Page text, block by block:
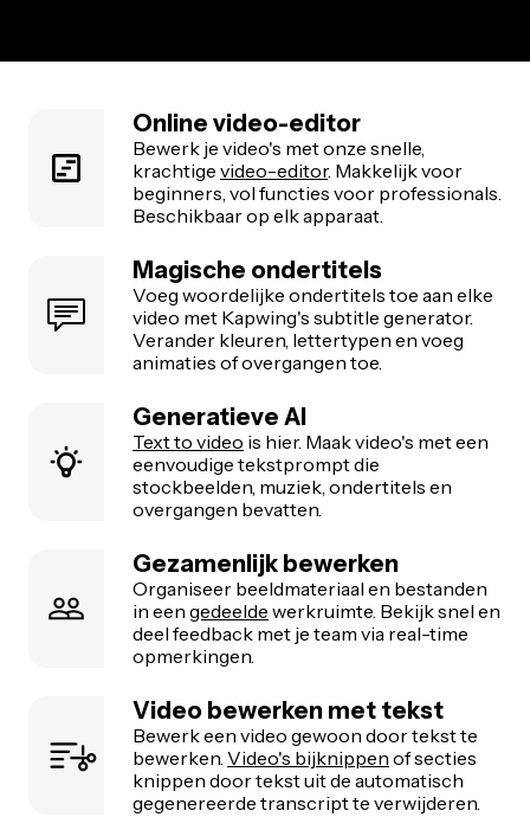
Online video-editor
Bewerk je video's met onze snelle,
krachtige video-editor. Makkelijk voor
beginners, vol functies voor professionals.
Beschikbaar op elk apparaat.
Magische ondertitels
Voeg woordelijke ondertitels toe aan elke
video met Kapwing's subtitle generator.
Verander kleuren, lettertypen en voeg
animaties of overgangen toe.
Generatieve AI
Text to video is hier. Maak video's met een
eenvoudige tekstprompt die
stockbeelden, muziek, ondertitels en
overgangen bevatten.
Gezamenlijk bewerken
Organiseer beeldmateriaal en bestanden
in een gedeelde werkruimte. Bekijk snel en
deel feedback met je team via real-time
opmerkingen.
Video bewerken met tekst
Bewerk een video gewoon door tekst te
bewerken. Video's bijknippen of secties
knippen door tekst uit de automatisch
gegenereerde transcript te verwijderen.